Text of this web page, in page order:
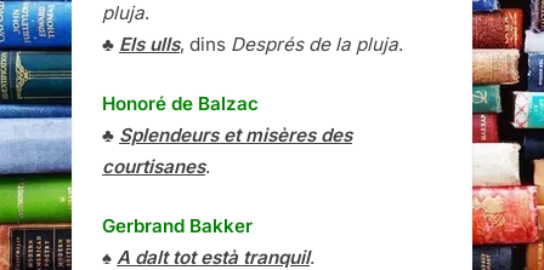
pluja.
♣ Els ulls, dins Després de la pluja.
Honoré de Balzac
♣ Splendeurs et misères des
courtisanes.
Gerbrand Bakker
♠ A dalt tot està tranquil.